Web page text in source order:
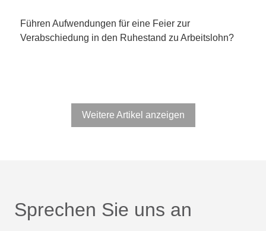
Führen Aufwendungen für eine Feier zur
Verabschiedung in den Ruhestand zu Arbeitslohn?
Weitere Artikel anzeigen
Sprechen Sie uns an